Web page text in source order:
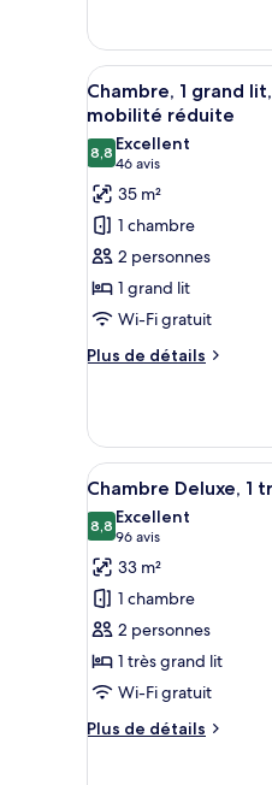
lit
type
de
chambre
Chambre,
1
très
grand
lit
Afficher
toutes
les
photos
pour
ce
type
de
chambre :
Chambre,
1
accessible
aux
personnes
à
mobilité
réduite
2
Chambre, 1 grand
mobilité réduite
8,88,8 sur 10
Excellent
46 avis
(46 avis)
35 m²
1 chambre
2 personnes
1 grand lit
Wi-Fi gratuit
Plus de détails
Plus
le
type
de
chambre
Chambre,
grand
lit,
accessible
aux
personnes
mobilité
réduite
Afficher
toutes
les
photos
pour
ce
type
de
chambre :
Chambre
3
Chambre Deluxe, 1
8,88,8 sur 10
Excellent
96 avis
(96 avis)
33 m²
1 chambre
2 personnes
1 très grand lit
Wi-Fi gratuit
Plus de détails
Plus